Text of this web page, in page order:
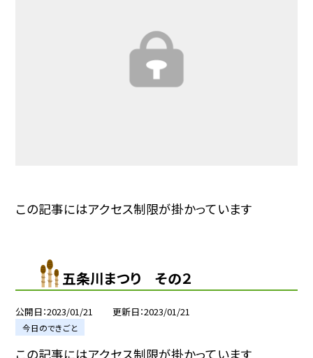
この記事にはアクセス制限が掛かっています
五条川まつり その２
公開日 2023/01/21 更新日 2023/01/21
今日のできごと
この記事にはアクセス制限が掛かっています